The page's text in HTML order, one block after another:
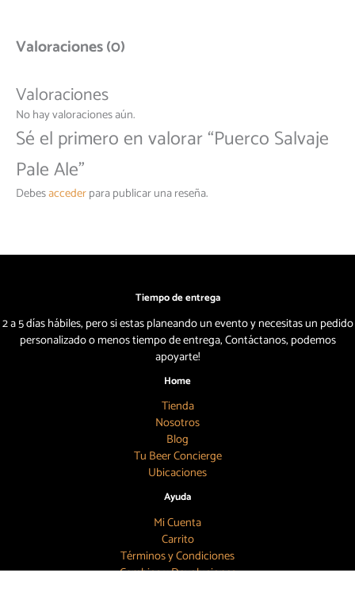
Valoraciones (0)
Valoraciones
No hay valoraciones aún.
Sé el primero en valorar “Puerco Salvaje
Pale Ale”
Debesaccederpara publicar una reseña.
Tiempo de entrega
2 a 5 días hábiles, pero si estas planeando un evento y necesitas un pedido
personalizado o menos tiempo de entrega, Contáctanos, podemos
apoyarte!
Home
Tienda
Nosotros
Blog
Tu Beer Concierge
Ubicaciones
Ayuda
Mi Cuenta
Carrito
Términos y Condiciones
Cambios y Devoluciones